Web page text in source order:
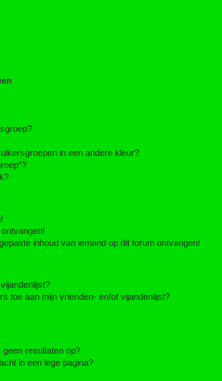
in een andere kleur?
inhoud van iemand op dit forum ontvangen!
toe aan mijn vrienden- en/of vijandenlijst?
resultaten op?
in een lege pagina?